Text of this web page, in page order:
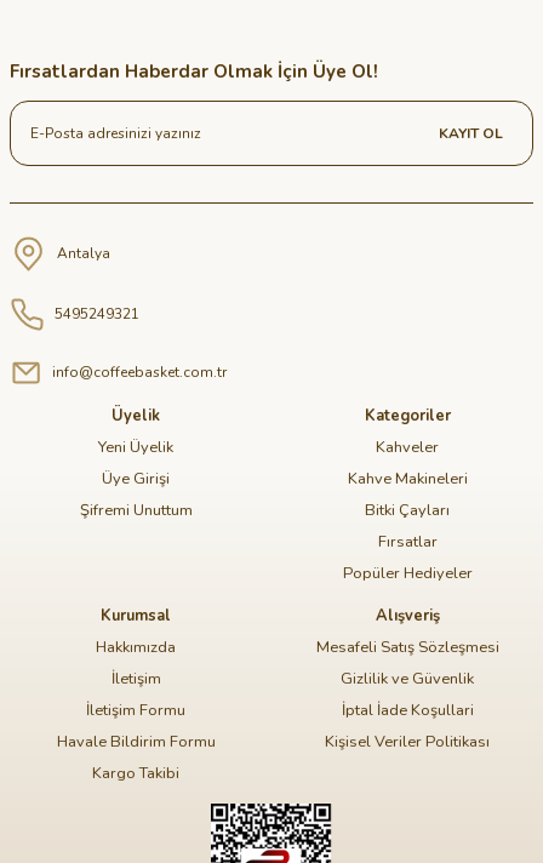
Fırsatlardan Haberdar Olmak İçin Üye Ol!
KAYIT OL
Antalya
5495249321
info@coffeebasket.com.tr
Üyelik
Yeni Üyelik
Üye Girişi
Şifremi Unuttum
Kategoriler
Kahveler
Kahve Makineleri
Bitki Çayları
Fırsatlar
Popüler Hediyeler
Kurumsal
Hakkımızda
İletişim
İletişim Formu
Havale Bildirim Formu
Kargo Takibi
Alışveriş
Mesafeli Satış Sözleşmesi
Gizlilik ve Güvenlik
İptal İade Koşullari
Kişisel Veriler Politikası